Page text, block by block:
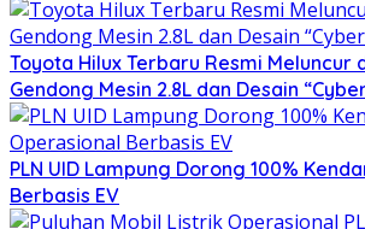
Toyota Hilux Terbaru Resmi Meluncur
Gendong Mesin 2.8L dan Desain
PLN UID Lampung Dorong 100%
Berbasis EV